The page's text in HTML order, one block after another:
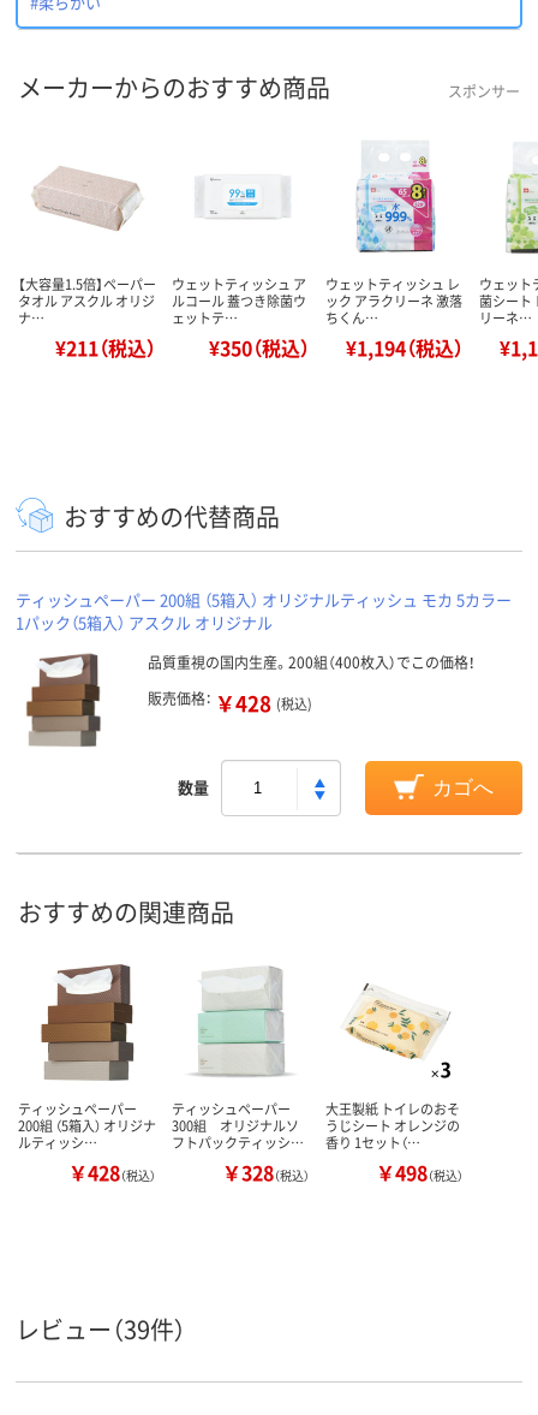
メーカーからのおすすめ商品 スポンサー
【大容量1.5倍】ペーパー
タオル アスクル オリジ
ナ…
¥211（税込）
ウェットティッシュ ア
ルコール 蓋つき除菌ウ
ェットテ…
¥350（税込）
ウェットティッシュ レ
ック アラクリーネ 激落
ちくん…
¥1,194（税込）
ウェット
菌シート
リーネ…
おすすめの代替商品
ティッシュペーパー 200組 （5箱入） オリジナルティッシュ モカ 5カラー
1パック（5箱入） アスクル オリジナル
品質重視の国内生産。200組（400枚入）でこの価格！
販売価格： ￥428 (税込)
数量 カゴへ
おすすめの関連商品
ティッシュペーパー
200組 （5箱入） オリジナ
ルティッシ…
￥428（税込）
ティッシュペーパー
300組 オリジナルソ
フトパックティッシ…
￥328（税込）
大王製紙 トイレのおそ
うじシート オレンジの
香り 1セット（…
￥498（税込）
レビュー（39件）